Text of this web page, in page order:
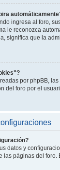
ingresa al foro,
le reconozca
significa que la
por phpBB,
del foro por el
datos y
páginas del